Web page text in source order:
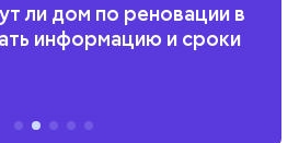
ли дом по реновации в
информацию и сроки